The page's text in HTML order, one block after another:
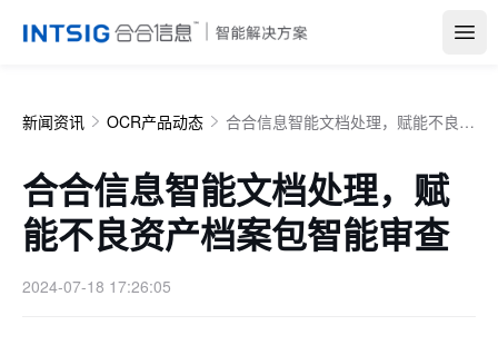
新闻资讯 OCR产品动态 合合信息智能文档处理，赋能不良资产档案包智能审查
合合信息智能文档处理，赋
能不良资产档案包智能审查
2024-07-18 17:26:05